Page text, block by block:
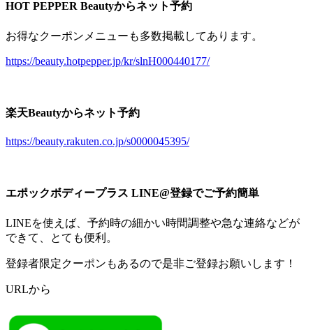
HOT PEPPER Beautyからネット予約
お得なクーポンメニューも多数掲載してあります。
https://beauty.hotpepper.jp/kr/slnH000440177/
楽天Beautyからネット予約
https://beauty.rakuten.co.jp/s0000045395/
エポックボディープラス LINE@登録でご予約簡単
LINEを使えば、予約時の細かい時間調整や急な連絡などが
できて、とても便利。
登録者限定クーポンもあるので是非ご登録お願いします！
URLから